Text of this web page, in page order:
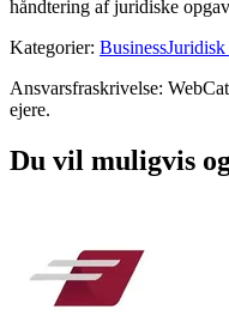
håndtering af juridiske
Kategorier: Business
Ansvarsfraskrivelse:
ejere.
Du vil muligvis